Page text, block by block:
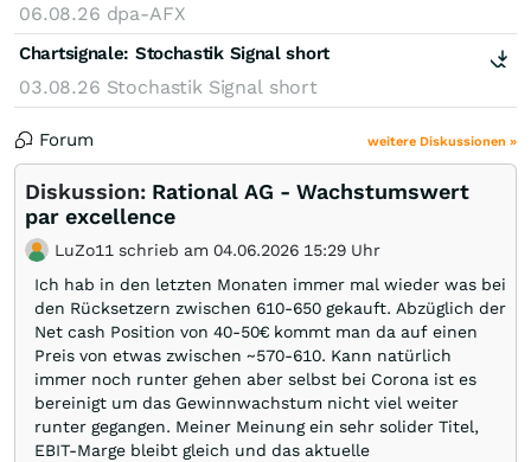
06.08.26 dpa-AFX
Chartsignale: Stochastik Signal short
03.08.26 Stochastik Signal short
Forum weitere Diskussionen »
Diskussion: Rational AG - Wachstumswert
par excellence
LuZo11 schrieb am 04.06.2026 15:29 Uhr
Ich hab in den letzten Monaten immer mal wieder was bei
den Rücksetzern zwischen 610-650 gekauft. Abzüglich der
Net cash Position von 40-50€ kommt man da auf einen
Preis von etwas zwischen ~570-610. Kann natürlich
immer noch runter gehen aber selbst bei Corona ist es
bereinigt um das Gewinnwachstum nicht viel weiter
runter gegangen. Meiner Meinung ein sehr solider Titel,
EBIT-Marge bleibt gleich und das aktuelle